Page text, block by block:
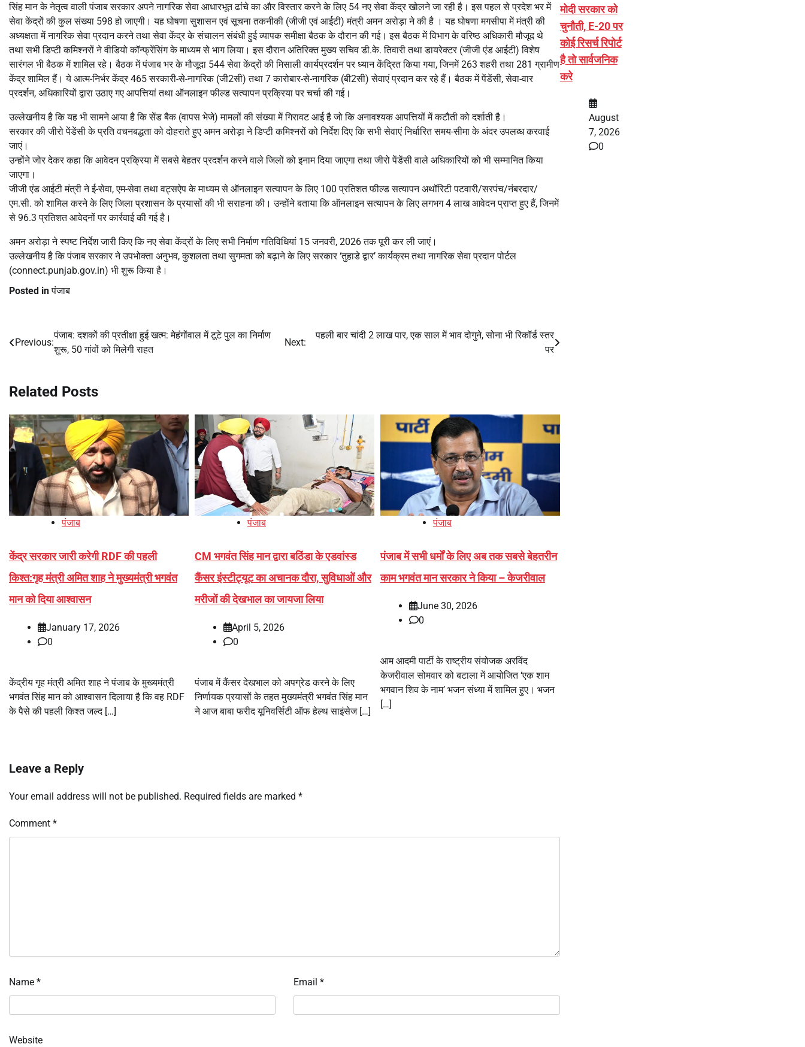
सिंह मान के नेतृत्व वाली पंजाब सरकार अपने नागरिक सेवा आधारभूत ढांचे का और विस्तार करने के लिए 54 नए सेवा केंद्र खोलने जा रही है। इस पहल से प्रदेश भर में
सेवा केंद्रों की कुल संख्या 598 हो जाएगी। यह घोषणा सुशासन एवं सूचना तकनीकी (जीजी एवं आईटी) मंत्री अमन अरोड़ा ने की है । यह घोषणा मगसीपा में मंत्री की
अध्यक्षता में नागरिक सेवा प्रदान करने तथा सेवा केंद्र के संचालन संबंधी हुई व्यापक समीक्षा बैठक के दौरान की गई। इस बैठक में विभाग के वरिष्ठ अधिकारी मौजूद थे
तथा सभी डिप्टी कमिश्नरों ने वीडियो कॉन्फ्रेंसिंग के माध्यम से भाग लिया। इस दौरान अतिरिक्त मुख्य सचिव डी.के. तिवारी तथा डायरेक्टर (जीजी एंड आईटी) विशेष
सारंगल भी बैठक में शामिल रहे। बैठक में पंजाब भर के मौजूदा 544 सेवा केंद्रों की मिसाली कार्यप्रदर्शन पर ध्यान केंद्रित किया गया, जिनमें 263 शहरी तथा 281 ग्रामीण
केंद्र शामिल हैं। ये आत्म-निर्भर केंद्र 465 सरकारी-से-नागरिक (जी2सी) तथा 7 कारोबार-से-नागरिक (बी2सी) सेवाएं प्रदान कर रहे हैं। बैठक में पेंडेंसी, सेवा-वार
प्रदर्शन, अधिकारियों द्वारा उठाए गए आपत्तियां तथा ऑनलाइन फील्ड सत्यापन प्रक्रिया पर चर्चा की गई।
उल्लेखनीय है कि यह भी सामने आया है कि सेंड बैक (वापस भेजे) मामलों की संख्या में गिरावट आई है जो कि अनावश्यक आपत्तियों में कटौती को दर्शाती है।
सरकार की जीरो पेंडेंसी के प्रति वचनबद्धता को दोहराते हुए अमन अरोड़ा ने डिप्टी कमिश्नरों को निर्देश दिए कि सभी सेवाएं निर्धारित समय-सीमा के अंदर उपलब्ध करवाई
जाएं।
उन्होंने जोर देकर कहा कि आवेदन प्रक्रिया में सबसे बेहतर प्रदर्शन करने वाले जिलों को इनाम दिया जाएगा तथा जीरो पेंडेंसी वाले अधिकारियों को भी सम्मानित किया
जाएगा।
जीजी एंड आईटी मंत्री ने ई-सेवा, एम-सेवा तथा वट्सऐप के माध्यम से ऑनलाइन सत्यापन के लिए 100 प्रतिशत फील्ड सत्यापन अथॉरिटी पटवारी/सरपंच/नंबरदार/
एम.सी. को शामिल करने के लिए जिला प्रशासन के प्रयासों की भी सराहना की। उन्होंने बताया कि ऑनलाइन सत्यापन के लिए लगभग 4 लाख आवेदन प्राप्त हुए हैं, जिनमें
से 96.3 प्रतिशत आवेदनों पर कार्रवाई की गई है।
अमन अरोड़ा ने स्पष्ट निर्देश जारी किए कि नए सेवा केंद्रों के लिए सभी निर्माण गतिविधियां 15 जनवरी, 2026 तक पूरी कर ली जाएं।
उल्लेखनीय है कि पंजाब सरकार ने उपभोक्ता अनुभव, कुशलता तथा सुगमता को बढ़ाने के लिए सरकार ‘तुहाडे द्वार’ कार्यक्रम तथा नागरिक सेवा प्रदान पोर्टल
(connect.punjab.gov.in) भी शुरू किया है।
Posted inपंजाब
Post
navigation
Previous:
पंजाब: दशकों की प्रतीक्षा हुई खत्म: मेहंगोंवाल में टूटे पुल का निर्माण
शुरू, 50 गांवों को मिलेगी राहत
Next:
पहली बार चांदी 2 लाख पार, एक साल में भाव दोगुने, सोना भी रिकॉर्ड स्तर
पर
Related Posts
पंजाब
केंद्र सरकार जारी करेगी RDF की पहली
किश्त:गृह मंत्री अमित शाह ने मुख्यमंत्री भगवंत
मान को दिया आश्वासन
January 17, 2026
0
केंद्रीय गृह मंत्री अमित शाह ने पंजाब के मुख्यमंत्री
भगवंत सिंह मान को आश्वासन दिलाया है कि वह RDF
के पैसे की पहली किश्त जल्द […]
पंजाब
CM भगवंत सिंह मान द्वारा बठिंडा के एडवांस्ड
कैंसर इंस्टीट्यूट का अचानक दौरा, सुविधाओं और
मरीजों की देखभाल का जायजा लिया
April 5, 2026
0
पंजाब में कैंसर देखभाल को अपग्रेड करने के लिए
निर्णायक प्रयासों के तहत मुख्यमंत्री भगवंत सिंह मान
ने आज बाबा फरीद यूनिवर्सिटी ऑफ हेल्थ साइंसेज […]
पंजाब
पंजाब में सभी धर्मों के लिए अब तक सबसे बेहतरीन
काम भगवंत मान सरकार ने किया – केजरीवाल
June 30, 2026
0
आम आदमी पार्टी के राष्ट्रीय संयोजक अरविंद
केजरीवाल सोमवार को बटाला में आयोजित ‘एक शाम
भगवान शिव के नाम’ भजन संध्या में शामिल हुए। भजन
[…]
Leave a Reply
Your email address will not be published. Required fields are marked *
Comment *
Name * Email *
Website
मोदी सरकार को
चुनौती, E-20 पर
कोई रिसर्च रिपोर्ट
है तो सार्वजनिक
करे
August
7, 2026
0